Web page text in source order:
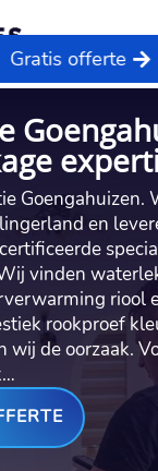
Gratis offerte
Goengahuizen.​
en
vinden
riool
rookproef
wij de oorzaak.​